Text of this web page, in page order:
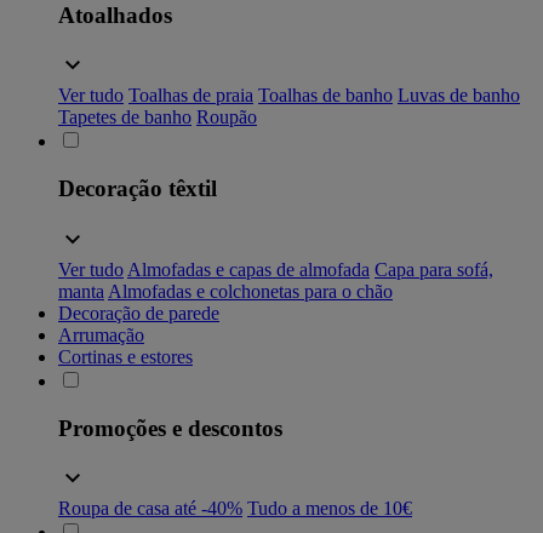
Atoalhados
Ver tudo Toalhas de praia Toalhas de banho Luvas de banho
Tapetes de banho Roupão
Decoração têxtil
Ver tudo Almofadas e capas de almofada Capa para sofá,
manta Almofadas e colchonetas para o chão
Decoração de parede
Arrumação
Cortinas e estores
Promoções e descontos
Roupa de casa até -40% Tudo a menos de 10€